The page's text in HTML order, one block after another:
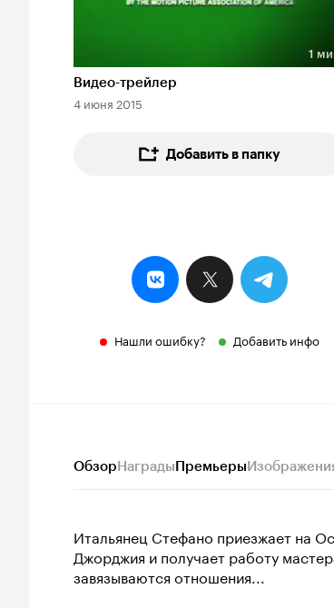
Длительность 1 мин
1
Видео-трейлер
4 июня 2015
Добавить в папку
Нашли ошибку? Добавить инфо
ОбзорНаградыПремьеры
Итальянец Стефано приезжает на
Джорджия и получает работу
завязываются отношения...